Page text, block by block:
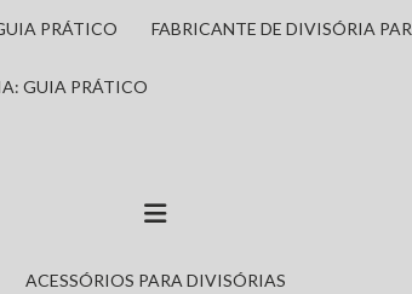
PRÁTICO FABRICANTE DE DIVISÓRIA
GUIA PRÁTICO
ACESSÓRIOS PARA DIVISÓRIAS